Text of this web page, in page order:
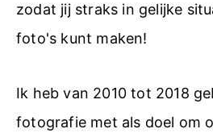
zodat jij straks in gelijke
foto's kunt maken!
Ik heb van 2010 tot 2018
fotografie met als doel om